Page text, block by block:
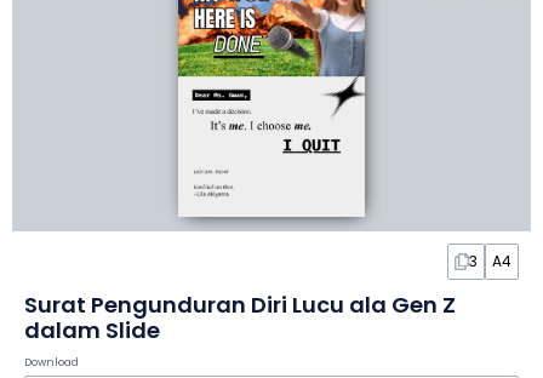
3 A4
Surat Pengunduran Diri Lucu ala Gen Z
dalam Slide
Download